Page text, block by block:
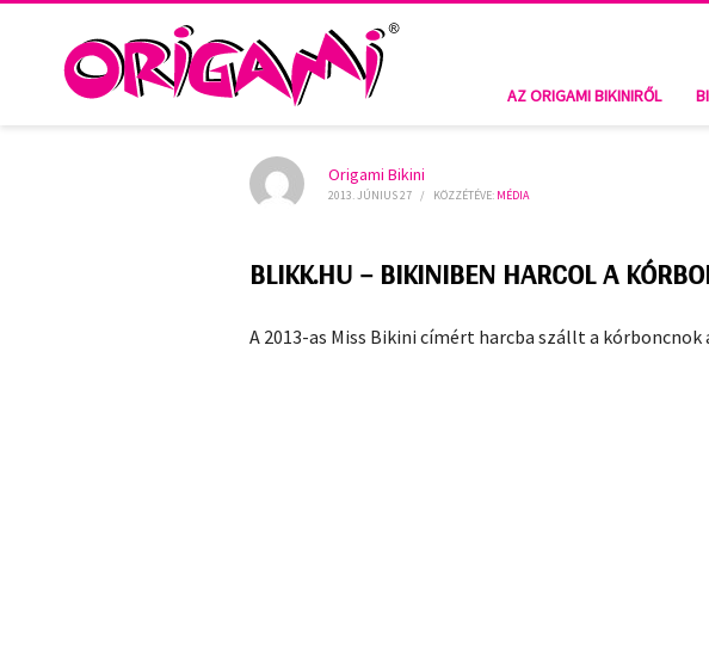
AZ ORIGAMI BIKINIRŐL
BLIKK.HU – BIKINIBEN HARCOL A KÓRBONCNOK A SZEXI
Origami Bikini
2013. JÚNIUS 27 / KÖZZÉTÉVE: MÉDIA
BLIKK.HU – BIKINIBEN HARCOL A
A 2013-as Miss Bikini címért harcba szállt a kórboncnok